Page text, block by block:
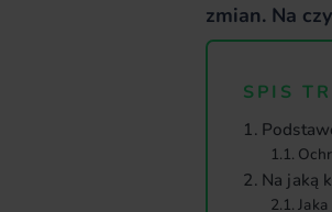
zmian. Na
SPIS
Na jaką